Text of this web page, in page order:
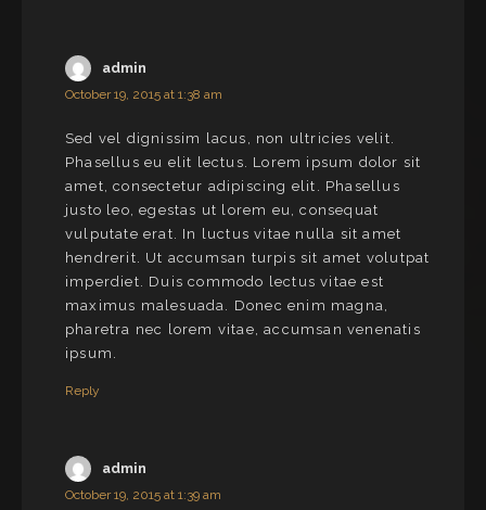
admin
October 19, 2015 at 1:38 am
Sed vel dignissim lacus, non ultricies velit.
Phasellus eu elit lectus. Lorem ipsum dolor sit
amet, consectetur adipiscing elit. Phasellus
justo leo, egestas ut lorem eu, consequat
vulputate erat. In luctus vitae nulla sit amet
hendrerit. Ut accumsan turpis sit amet volutpat
imperdiet. Duis commodo lectus vitae est
maximus malesuada. Donec enim magna,
pharetra nec lorem vitae, accumsan venenatis
ipsum.
Reply
admin
October 19, 2015 at 1:39 am